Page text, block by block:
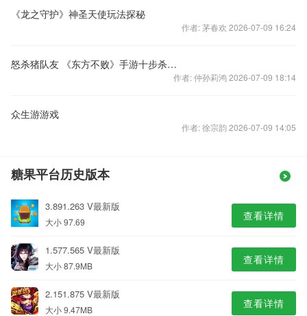
《龙之守护》神圣天使玩法探秘
作者: 茅春欢 2026-07-09 16:24
怒杀猪队友 《东方不败》手游十步杀大乱战
作者: 仲孙莉鸿 2026-07-09 18:14
众生游游戏
作者: 徐宗韵 2026-07-09 14:05
糖果平台历史版本
3.891.263 V最新版
大小 97.69 查看详情
1.577.565 V最新版
大小 87.9MB 查看详情
2.151.875 V最新版
大小 9.47MB 查看详情